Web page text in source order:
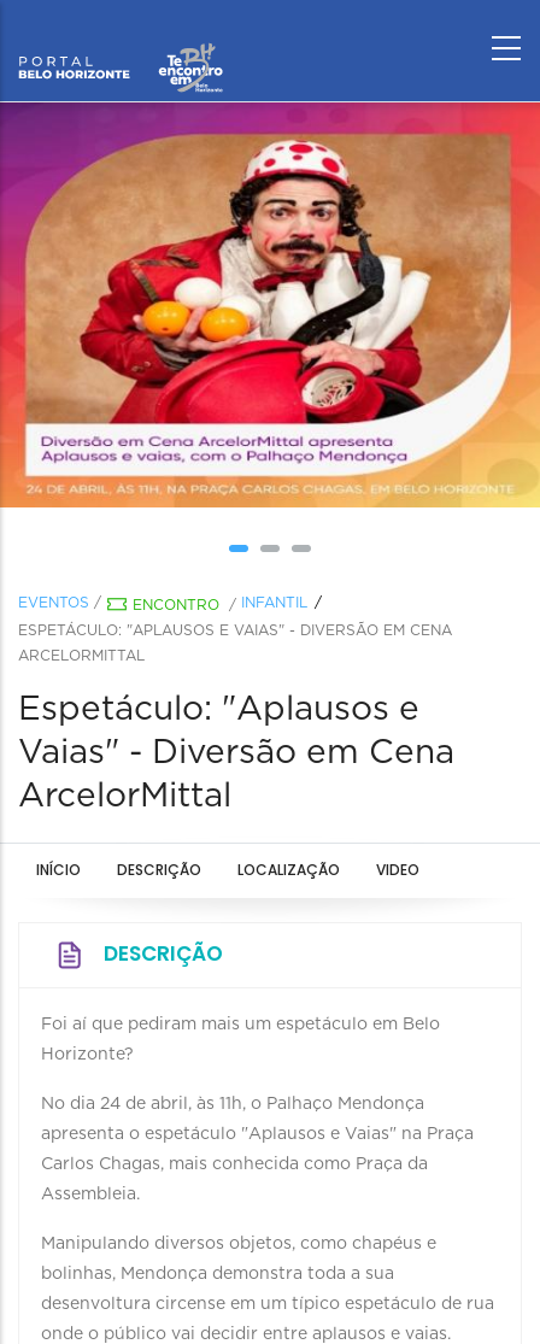
EVENTOS / ENCONTRO /
INFANTIL
ESPETÁCULO: "APLAUSOS E VAIAS" - DIVERSÃO EM CENA
ARCELORMITTAL
Espetáculo: "Aplausos e
Vaias" - Diversão em Cena
ArcelorMittal
INÍCIO DESCRIÇÃO LOCALIZAÇÃO VIDEO
DESCRIÇÃO
Foi aí que pediram mais um espetáculo em Belo
Horizonte?
No dia 24 de abril, às 11h, o Palhaço Mendonça
apresenta o espetáculo "Aplausos e Vaias" na Praça
Carlos Chagas, mais conhecida como Praça da
Assembleia.
Manipulando diversos objetos, como chapéus e
bolinhas, Mendonça demonstra toda a sua
desenvoltura circense em um típico espetáculo de rua
onde o público vai decidir entre aplausos e vaias.